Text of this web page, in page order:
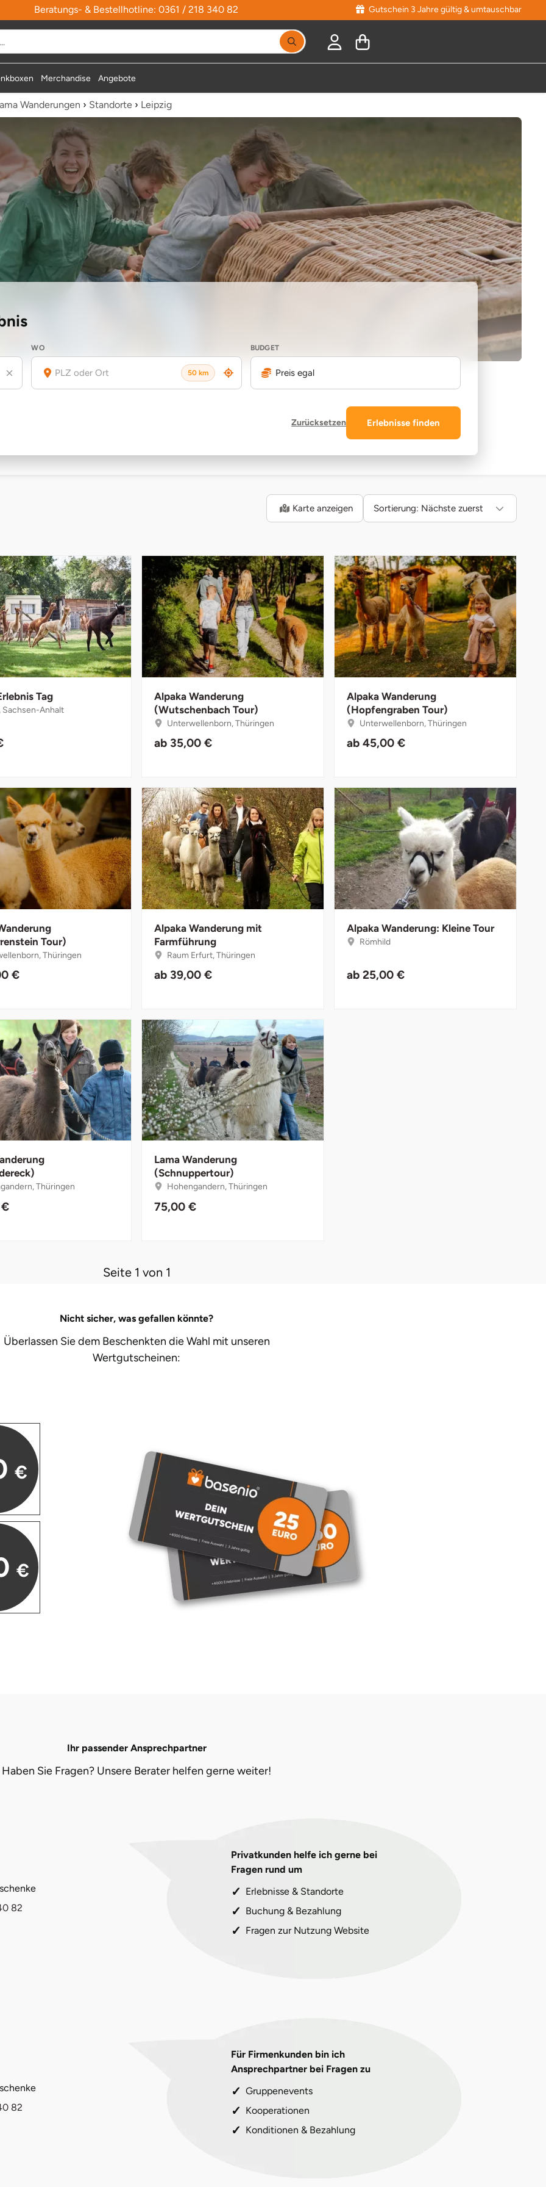
Beratungs- & Bestellhotline: 0361 / 218 340 82 Gutschein 3 Jahre gültig & umtauschbar
Suchbegriff eingeben, Vorschläge erscheinen
Merchandise Angebote
Wanderungen › Standorte › Leipzig
WO
50 km
BUDGET
Preis egal
Zurücksetzen Erlebnisse finden
Karte anzeigen Sortierung: Nächste zuerst
Tag
Sachsen-Anhalt
Alpaka Wanderung
(Wutschenbach Tour)
Unterwellenborn, Thüringen
ab 35,00 €
Alpaka Wanderung
(Hopfengraben Tour)
Unterwellenborn, Thüringen
ab 45,00 €
Tour)
Thüringen
€
Alpaka Wanderung mit
Farmführung
Raum Erfurt, Thüringen
ab 39,00 €
Alpaka Wanderung: Kleine Tour
Römhild
ab 25,00 €
Thüringen
Lama Wanderung
(Schnuppertour)
Hohengandern, Thüringen
75,00 €
Seite 1 von 1
Nicht sicher, was gefallen könnte?
Überlassen Sie dem Beschenkten die Wahl mit unseren
Wertgutscheinen:
€
€
Ihr passender Ansprechpartner
Haben Sie Fragen? Unsere Berater helfen gerne weiter!
82
Privatkunden helfe ich gerne bei
Fragen rund um
Erlebnisse & Standorte
Buchung & Bezahlung
Fragen zur Nutzung Website
82
Für Firmenkunden bin ich
Ansprechpartner bei Fragen zu
Gruppenevents
Kooperationen
Konditionen & Bezahlung